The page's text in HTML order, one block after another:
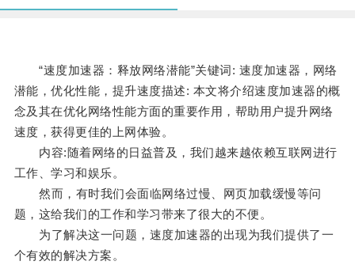
“速度加速器：释放网络潜能”关键词: 速度加速器，网络
潜能，优化性能，提升速度描述: 本文将介绍速度加速器的概
念及其在优化网络性能方面的重要作用，帮助用户提升网络
速度，获得更佳的上网体验。
内容:随着网络的日益普及，我们越来越依赖互联网进行
工作、学习和娱乐。
然而，有时我们会面临网络过慢、网页加载缓慢等问
题，这给我们的工作和学习带来了很大的不便。
为了解决这一问题，速度加速器的出现为我们提供了一
个有效的解决方案。